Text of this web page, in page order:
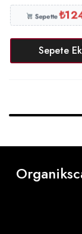
Sepette₺
Sepete